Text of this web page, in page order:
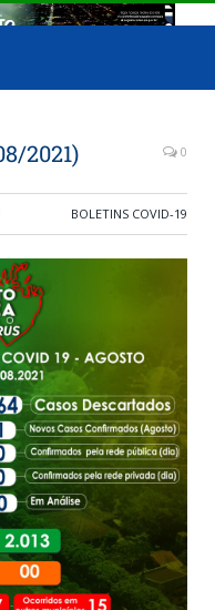
2021) 0
BOLETINS COVID-19